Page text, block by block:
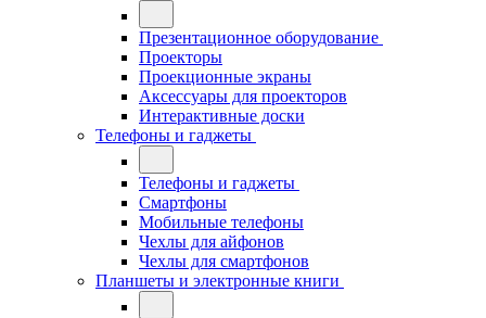
Презентационное оборудование
Проекторы
Проекционные экраны
Аксессуары для проекторов
Интерактивные доски
Телефоны и гаджеты
Телефоны и гаджеты
Смартфоны
Мобильные телефоны
Чехлы для айфонов
Чехлы для смартфонов
Планшеты и электронные книги